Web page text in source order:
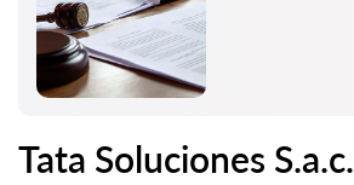
Tata Soluciones S.a.c.